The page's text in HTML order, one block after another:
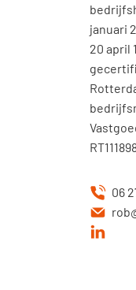
januari
20 april
06